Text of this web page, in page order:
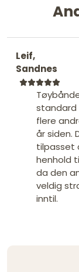
Leif,
Sandnes
standard
flere
år siden.
tilpasset
henhold
da den
veldig
inntil.